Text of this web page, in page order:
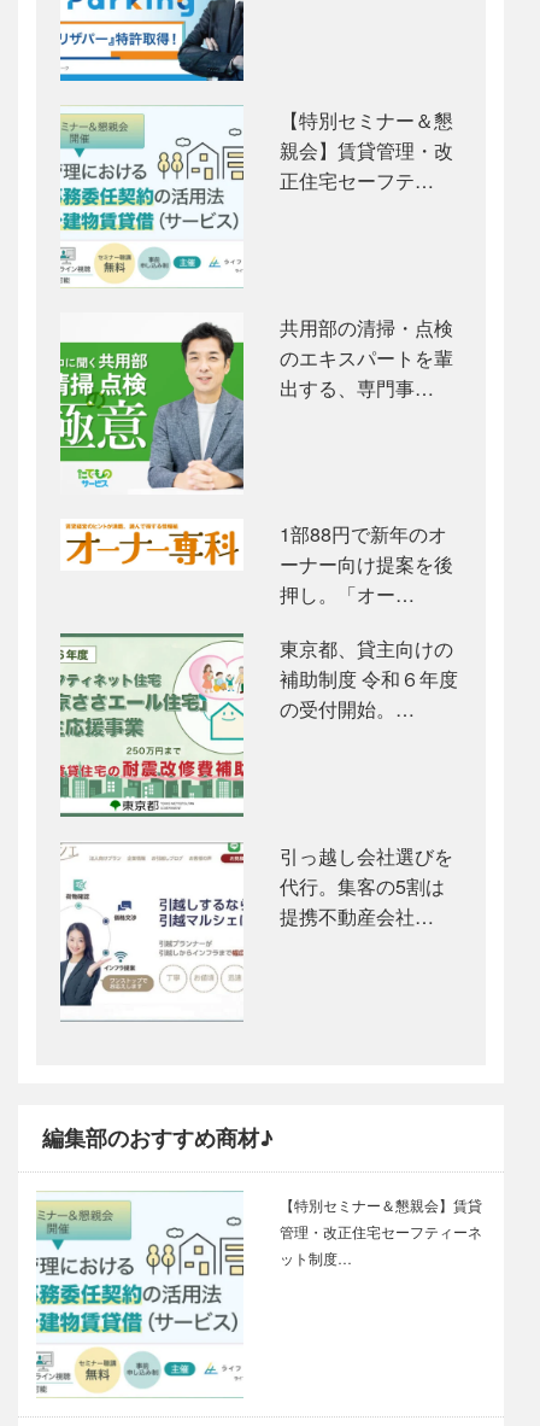
【特別セミナー＆懇
親会】賃貸管理・改
正住宅セーフテ…
共用部の清掃・点検
のエキスパートを輩
出する、専門事…
1部88円で新年のオ
ーナー向け提案を後
押し。「オー…
東京都、貸主向けの
補助制度 令和６年度
の受付開始。…
引っ越し会社選びを
代行。集客の5割は
提携不動産会社…
編集部のおすすめ商材♪
【特別セミナー＆懇親会】賃貸
管理・改正住宅セーフティーネ
ット制度…